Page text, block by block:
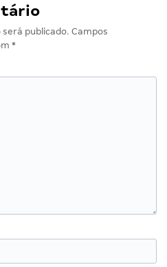
publicado. Campos
*